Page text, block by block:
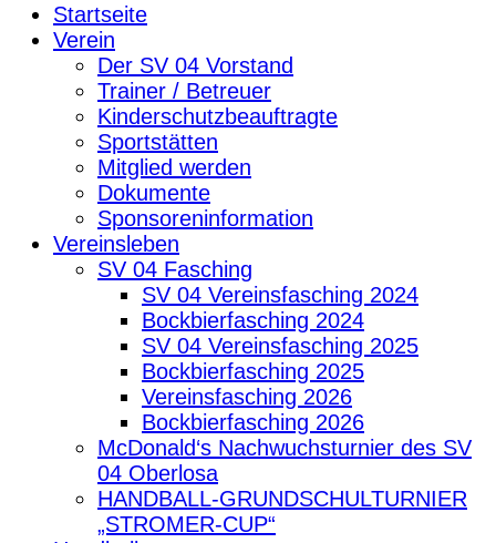
Startseite
Verein
Der SV 04 Vorstand
Trainer / Betreuer
Kinderschutzbeauftragte
Sportstätten
Mitglied werden
Dokumente
Sponsoreninformation
Vereinsleben
SV 04 Fasching
SV 04 Vereinsfasching 2024
Bockbierfasching 2024
SV 04 Vereinsfasching 2025
Bockbierfasching 2025
Vereinsfasching 2026
Bockbierfasching 2026
McDonald‘s Nachwuchsturnier des SV
04 Oberlosa
HANDBALL-GRUNDSCHULTURNIER
„STROMER-CUP“